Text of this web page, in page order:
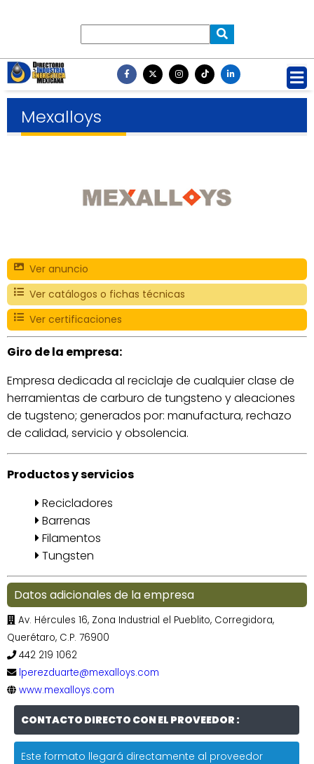
Mexalloys
Ver anuncio
Ver catálogos o fichas técnicas
Ver certificaciones
Giro de la empresa:
Empresa dedicada al reciclaje de cualquier clase de
herramientas de carburo de tungsteno y aleaciones
de tugsteno; generados por: manufactura, rechazo
de calidad, servicio y obsolencia.
Productos y servicios
Recicladores
Barrenas
Filamentos
Tungsten
Datos adicionales de la empresa
Av. Hércules 16, Zona Industrial el Pueblito, Corregidora,
Querétaro, C.P. 76900
442 219 1062
lperezduarte@mexalloys.com
www.mexalloys.com
CONTACTO DIRECTO CON EL PROVEEDOR :
Este formato llegará directamente al proveedor